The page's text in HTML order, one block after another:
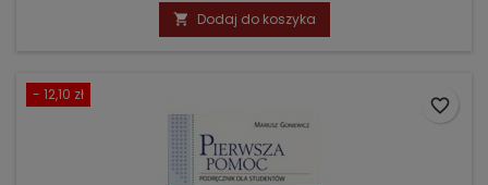
podstawowa
 Dodaj do koszyka
- 12,10 zł
favorite_border